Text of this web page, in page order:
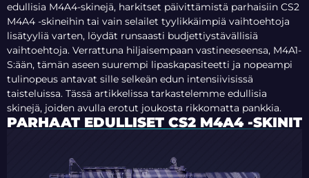
edullisia M4A4-skinejä, harkitset päivittämistä parhaisiin CS2
M4A4 -skineihin tai vain selailet tyylikkäimpiä vaihtoehtoja
lisätyyliä varten, löydät runsaasti budjettiystävällisiä
vaihtoehtoja. Verrattuna hiljaisempaan vastineeseensa, M4A1-
S:ään, tämän aseen suurempi lipaskapasiteetti ja nopeampi
tulinopeus antavat sille selkeän edun intensiivisissä
taisteluissa. Tässä artikkelissa tarkastelemme edullisia
skinejä, joiden avulla erotut joukosta rikkomatta pankkia.
PARHAAT EDULLISET CS2 M4A4 -SKINIT